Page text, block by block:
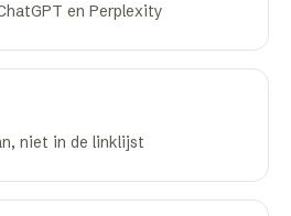
en Perplexity
niet in de linklijst